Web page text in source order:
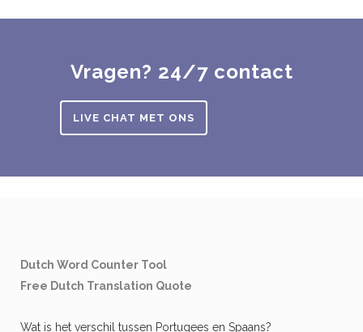
Vragen? 24/7 contact
LIVE CHAT MET ONS
Dutch Word Counter Tool
Free Dutch Translation Quote
Wat is het verschil tussen Portugees en Spaans?